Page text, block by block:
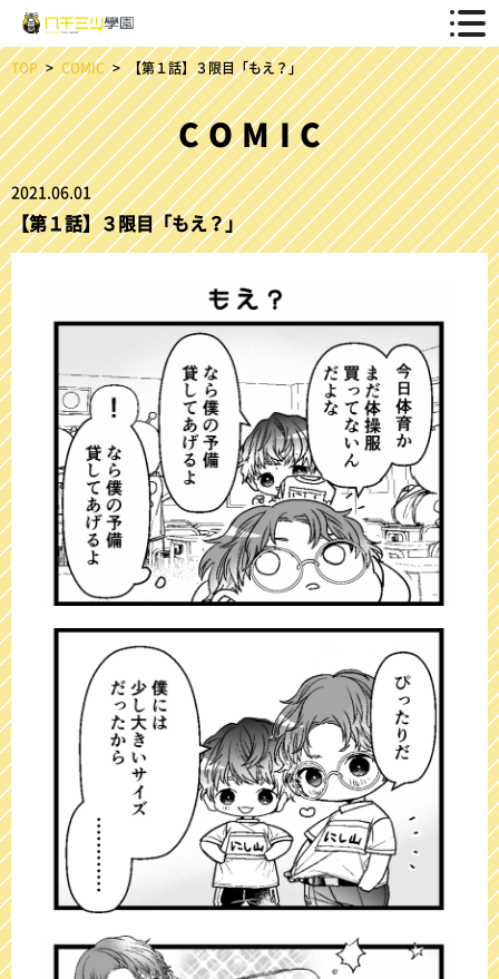
TOP COMIC 【第１話】３限目「もえ？」
COMIC
2021.06.01
【第１話】３限目「もえ？」